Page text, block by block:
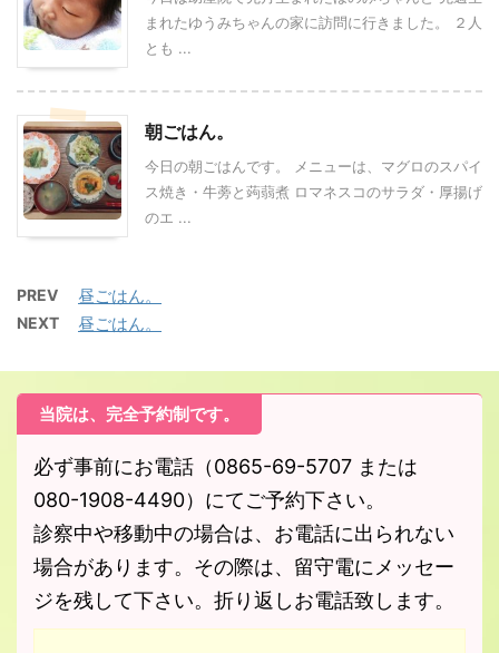
まれたゆうみちゃんの家に訪問に行きました。 ２人
とも ...
朝ごはん。
今日の朝ごはんです。 メニューは、マグロのスパイ
ス焼き・牛蒡と蒟蒻煮 ロマネスコのサラダ・厚揚げ
のエ ...
PREV 昼ごはん。
NEXT 昼ごはん。
当院は、完全予約制です。
必ず事前にお電話（0865-69-5707 または
080-1908-4490）にてご予約下さい。
診察中や移動中の場合は、お電話に出られない
場合があります。その際は、留守電にメッセー
ジを残して下さい。折り返しお電話致します。